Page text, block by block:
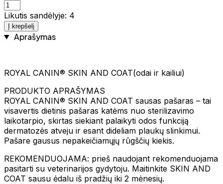
Likutis sandėlyje: 4
Į krepšelį
Aprašymas
ROYAL CANIN® SKIN AND COAT(odai ir kailiui)
PRODUKTO APRAŠYMAS
ROYAL CANIN® SKIN AND COAT sausas pašaras – tai
visavertis dietinis pašaras katėms nuo sterilizavimo
laikotarpio, skirtas siekiant palaikyti odos funkciją
dermatozės atveju ir esant dideliam plaukų slinkimui.
Pašare gausus nepakeičiamųjų rūgščių kiekis.
REKOMENDUOJAMA: prieš naudojant rekomenduojama
pasitarti su veterinarijos gydytoju. Maitinkite SKIN AND
COAT sausu ėdalu iš pradžių iki 2 mėnesių.